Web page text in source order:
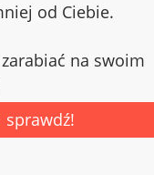
od Ciebie.
na swoim
sprawdź!